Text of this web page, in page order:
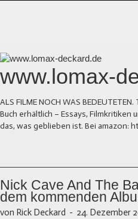
www.lomax-
ALS FILME NOCH WAS
Buch erhältlich – Essays,
das, was geblieben ist. Bei amazon:
Nick Cave And The
dem kommenden
von Rick Deckard - 24. Dezember